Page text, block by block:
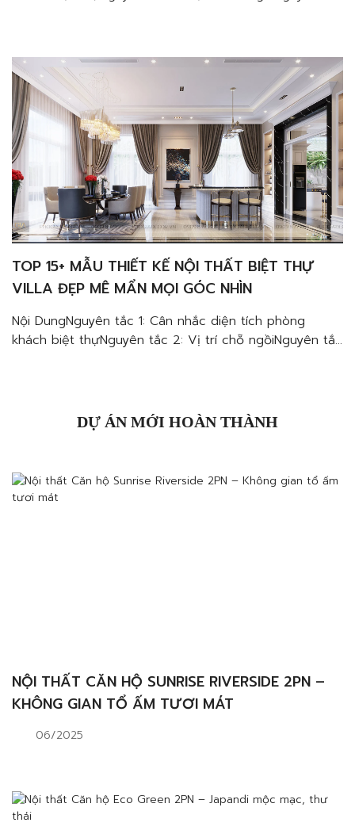
cao cấp sẽ không làm bạn […]
TOP 15+ MẪU THIẾT KẾ NỘI THẤT BIỆT THỰ
VILLA ĐẸP MÊ MẨN MỌI GÓC NHÌN
Nội DungNguyên tắc 1: Cân nhắc diện tích phòng
khách biệt thựNguyên tắc 2: Vị trí chỗ ngồiNguyên tắc
đẳng cấp của gia chủ luôn […]
DỰ ÁN MỚI HOÀN THÀNH
NỘI THẤT CĂN HỘ SUNRISE RIVERSIDE 2PN –
KHÔNG GIAN TỔ ẤM TƯƠI MÁT
06/2025